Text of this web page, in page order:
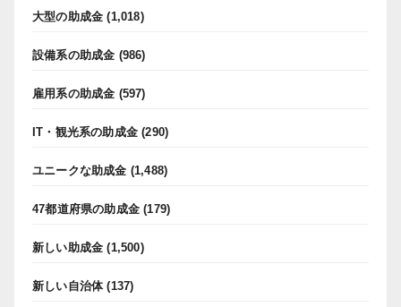
大型の助成金 (1,018)
設備系の助成金 (986)
雇用系の助成金 (597)
IT・観光系の助成金 (290)
ユニークな助成金 (1,488)
47都道府県の助成金 (179)
新しい助成金 (1,500)
新しい自治体(137)